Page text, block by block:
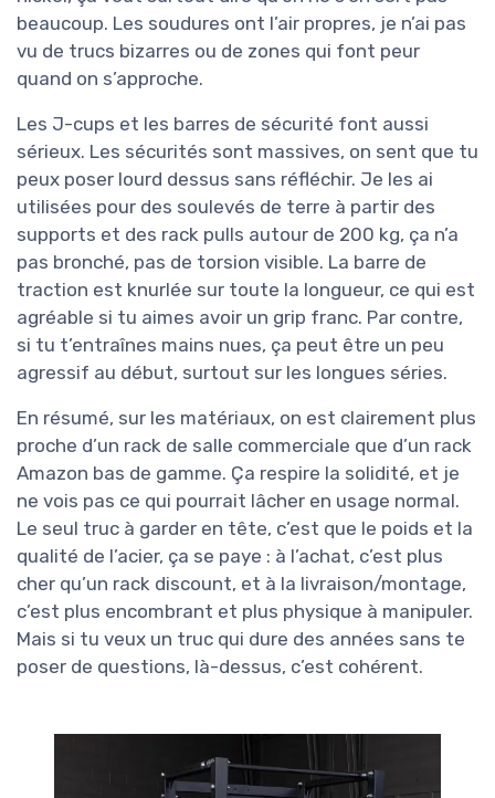
beaucoup. Les soudures ont l’air propres, je n’ai pas
vu de trucs bizarres ou de zones qui font peur
quand on s’approche.
Les J-cups et les barres de sécurité font aussi
sérieux. Les sécurités sont massives, on sent que tu
peux poser lourd dessus sans réfléchir. Je les ai
utilisées pour des soulevés de terre à partir des
supports et des rack pulls autour de 200 kg, ça n’a
pas bronché, pas de torsion visible. La barre de
traction est knurlée sur toute la longueur, ce qui est
agréable si tu aimes avoir un grip franc. Par contre,
si tu t’entraînes mains nues, ça peut être un peu
agressif au début, surtout sur les longues séries.
En résumé, sur les matériaux, on est clairement plus
proche d’un rack de salle commerciale que d’un rack
Amazon bas de gamme. Ça respire la solidité, et je
ne vois pas ce qui pourrait lâcher en usage normal.
Le seul truc à garder en tête, c’est que le poids et la
qualité de l’acier, ça se paye : à l’achat, c’est plus
cher qu’un rack discount, et à la livraison/montage,
c’est plus encombrant et plus physique à manipuler.
Mais si tu veux un truc qui dure des années sans te
poser de questions, là-dessus, c’est cohérent.